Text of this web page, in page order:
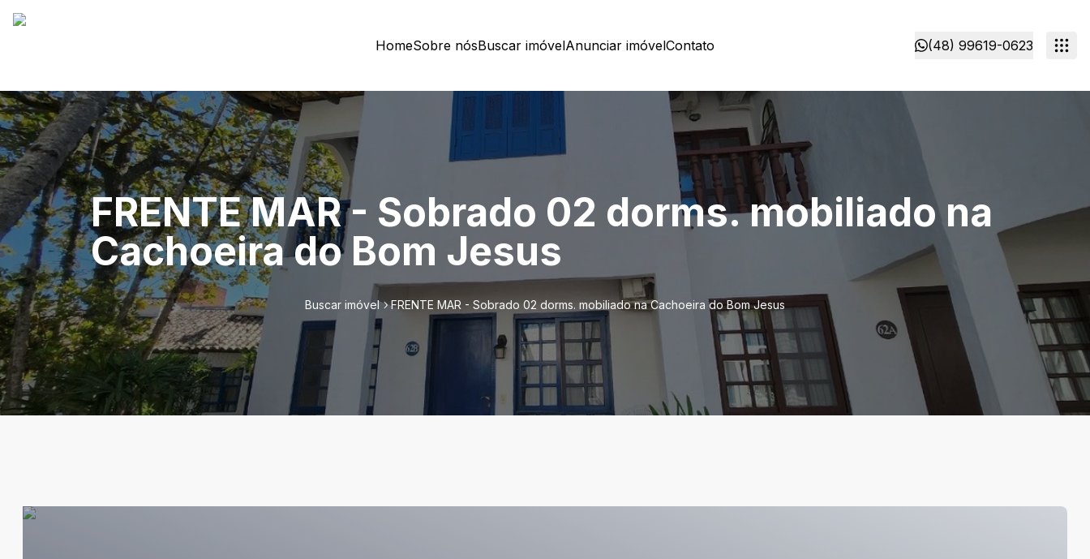
HomeSobre nósBuscar imóvelAnunciar imóvelContato (48) 99619-0623
FRENTE MAR - Sobrado 02 dorms. mobiliado na
Cachoeira do Bom Jesus
Buscar imóvel FRENTE MAR - Sobrado 02 dorms. mobiliado na Cachoeira do Bom Jesus